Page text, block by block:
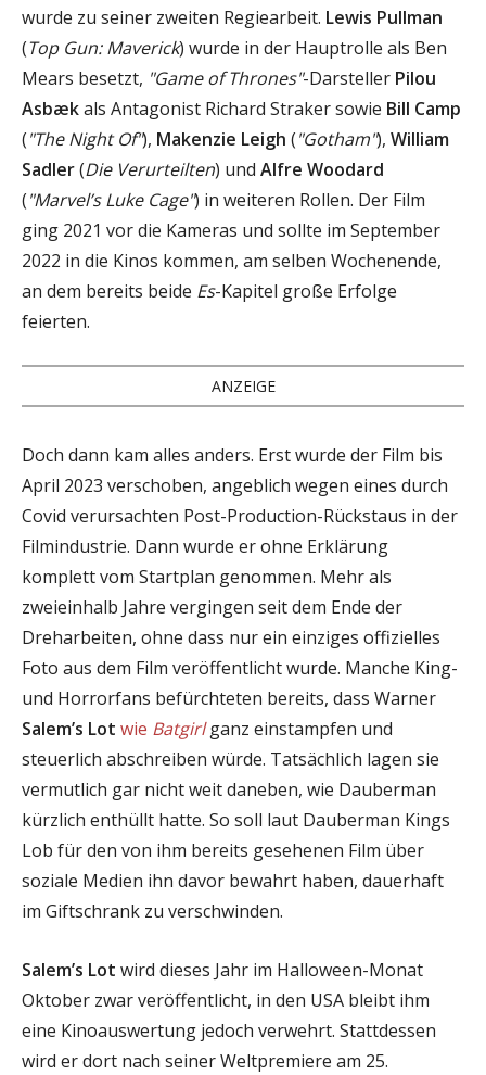
wurde zu seiner zweiten Regiearbeit. Lewis Pullman
(Top Gun: Maverick) wurde in der Hauptrolle als Ben
Mears besetzt, "Game of Thrones"-Darsteller Pilou
Asbækals Antagonist Richard Straker sowie Bill Camp
("The Night Of"), Makenzie Leigh ("Gotham"), William
Sadler(Die Verurteilten) und Alfre Woodard
("Marvel’s Luke Cage") in weiteren Rollen. Der Film
ging 2021 vor die Kameras und sollte im September
2022 in die Kinos kommen, am selben Wochenende,
an dem bereits beide Es-Kapitel große Erfolge
feierten.
ANZEIGE
Doch dann kam alles anders. Erst wurde der Film bis
April 2023 verschoben, angeblich wegen eines durch
Covid verursachten Post-Production-Rückstaus in der
Filmindustrie. Dann wurde er ohne Erklärung
komplett vom Startplan genommen. Mehr als
zweieinhalb Jahre vergingen seit dem Ende der
Dreharbeiten, ohne dass nur ein einziges offizielles
Foto aus dem Film veröffentlicht wurde. Manche King-
und Horrorfans befürchteten bereits, dass Warner
Salem’s Lot wie Batgirlganz einstampfen und
steuerlich abschreiben würde. Tatsächlich lagen sie
vermutlich gar nicht weit daneben, wie Dauberman
kürzlich enthüllt hatte. So soll laut Dauberman Kings
Lob für den von ihm bereits gesehenen Film über
soziale Medien ihn davor bewahrt haben, dauerhaft
im Giftschrank zu verschwinden.
Salem’s Lot wird dieses Jahr im Halloween-Monat
Oktober zwar veröffentlicht, in den USA bleibt ihm
eine Kinoauswertung jedoch verwehrt. Stattdessen
wird er dort nach seiner Weltpremiere am 25.